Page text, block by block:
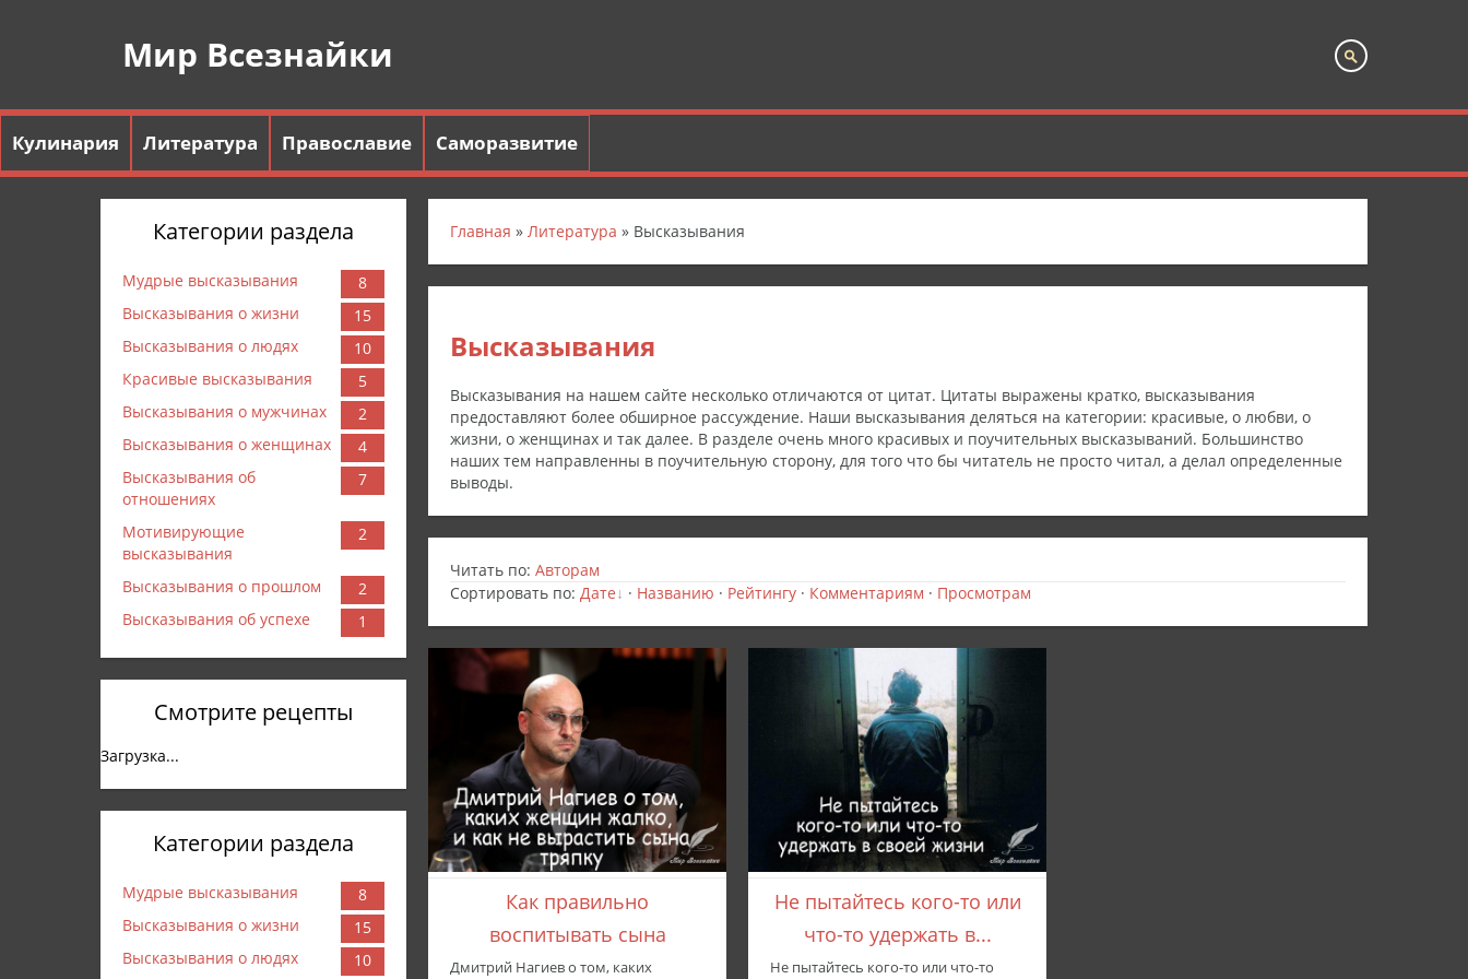
Мир Всезнайки
Кулинария Литература Православие Саморазвитие
Категории раздела
Мудрые высказывания
8
Высказывания о жизни
15
Высказывания о людях
10
Красивые высказывания
5
Высказывания о мужчинах
2
Высказывания о женщинах
4
Высказывания об
отношениях
7
Мотивирующие
высказывания
2
Высказывания о прошлом
2
Высказывания об успехе
1
Смотрите рецепты
Загрузка...
Категории раздела
Мудрые высказывания
8
Высказывания о жизни
15
Высказывания о людях
10
Главная » Литература » Высказывания
Высказывания
Высказывания на нашем сайте несколько отличаются от цитат. Цитаты выражены кратко, высказывания
предоставляют более обширное рассуждение. Наши высказывания деляться на категории: красивые, о любви, о
жизни, о женщинах и так далее. В разделе очень много красивых и поучительных высказываний. Большинство
наших тем направленны в поучительную сторону, для того что бы читатель не просто читал, а делал определенные
выводы.
Читать по: Авторам
Сортировать по: Дате · Названию · Рейтингу · Комментариям · Просмотрам
Как правильно
воспитывать сына
Дмитрий Нагиев о том, каких
Не пытайтесь кого-то или
что-то удержать в...
Не пытайтесь кого-то или что-то